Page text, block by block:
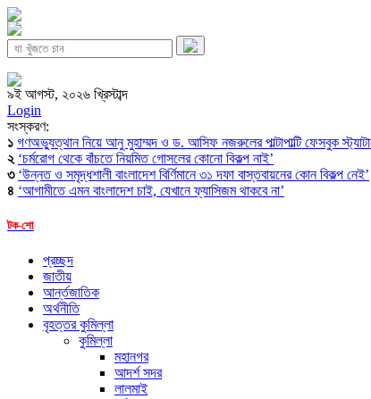
৯ই আগস্ট, ২০২৬ খ্রিস্টাব্দ
Login
সংস্করণ:
১ গণঅভ্যুত্থান নিয়ে আনু মুহাম্মদ ও ড. আসিফ নজরুলের পাল্টাপাল্টি ফেসবুক
২ ‘চর্মরোগ থেকে বাঁচতে নিয়মিত গোসলের কোনো বিকল্প নাই’
৩ ‘উন্নত ও সমৃদ্ধশালী বাংলাদেশ বির্ণিমানে ৩১ দফা বাস্তবায়নের কোন বিকল্প নেই’
৪ ‘আগামীতে এমন বাংলাদেশ চাই, যেখানে ফ্যাসিজম থাকবে না’
টক-শো
প্রচ্ছদ
জাতীয়
আর্ন্তজাতিক
অর্থনীতি
বৃহত্তর কুমিল্লা
কুমিল্লা
মহানগর
আদর্শ সদর
লালমাই